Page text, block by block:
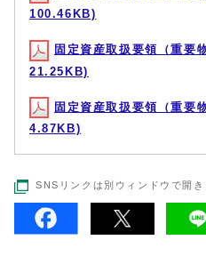
100.46KB)
固定資産取扱要領（重要
21.25KB)
固定資産取扱要領（重要
4.87KB)
SNSリンクは別ウィンドウで開き